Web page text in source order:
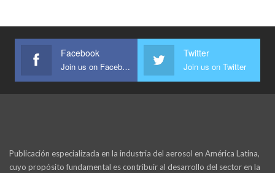
Facebook
Join us on Facebook
Twitter
Join us on Twitter
Publicación especializada en la industria del aerosol en América Latina,
cuyo propósito fundamental es contribuir al desarrollo del sector en la